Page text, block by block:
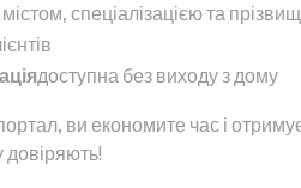
спеціалізацією та
доступна без виходу з дому
ви економите час і
довіряють!